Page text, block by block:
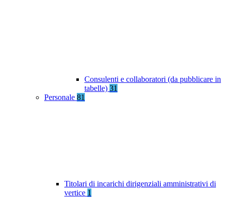
Consulenti e collaboratori (da pubblicare in
tabelle) 31
Personale 81
Titolari di incarichi dirigenziali amministrativi di
vertice 1